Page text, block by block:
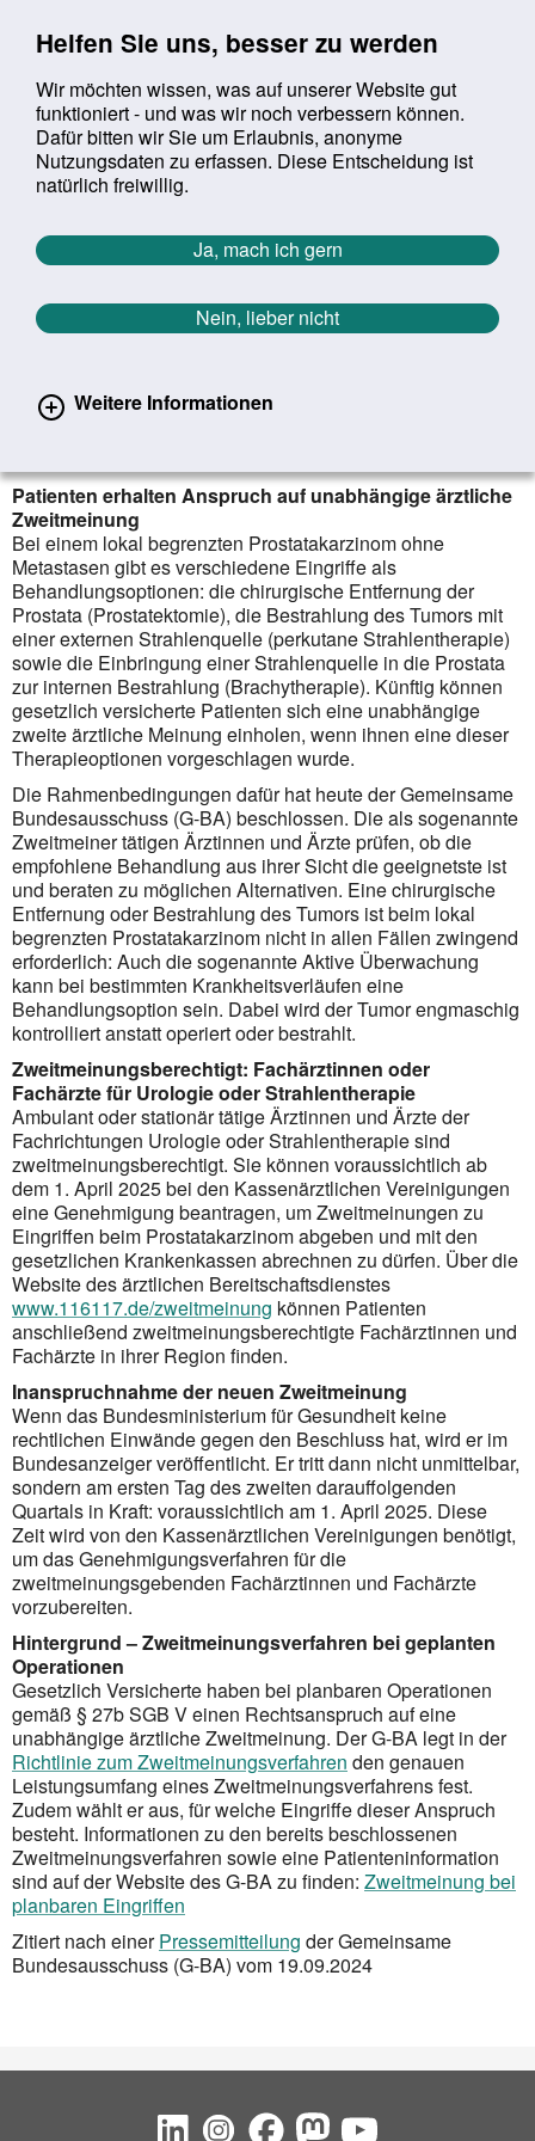
Helfen Sie uns, besser zu werden
Wir möchten wissen, was auf unserer Website gut
funktioniert - und was wir noch verbessern können.
Dafür bitten wir Sie um Erlaubnis, anonyme
Nutzungsdaten zu erfassen. Diese Entscheidung ist
natürlich freiwillig.
Ja, mach ich gern
Nein, lieber nicht
Weitere Informationen
Suchbegriff:
Sie befinden sich hier:
Startseite Aktuelles Aktuelle Meldungen
Aktuelle Meldungen
Zurück zur Übersicht erster
vorheriger
298/1627
Behandlung von lokalem
Patienten erhalten Anspruch auf unabhängige ärztliche
Zweitmeinung
Bei einem lokal begrenzten Prostatakarzinom ohne
Metastasen gibt es verschiedene Eingriffe als
Behandlungsoptionen: die chirurgische Entfernung der
Prostata (Prostatektomie), die Bestrahlung des Tumors mit
einer externen Strahlenquelle (perkutane Strahlentherapie)
sowie die Einbringung einer Strahlenquelle in die Prostata
zur internen Bestrahlung (Brachytherapie). Künftig können
gesetzlich versicherte Patienten sich eine unabhängige
zweite ärztliche Meinung einholen, wenn ihnen eine dieser
Therapieoptionen vorgeschlagen wurde.
Die Rahmenbedingungen dafür hat heute der Gemeinsame
Bundesausschuss (G-BA) beschlossen. Die als sogenannte
Zweitmeiner tätigen Ärztinnen und Ärzte prüfen, ob die
empfohlene Behandlung aus ihrer Sicht die geeignetste ist
und beraten zu möglichen Alternativen. Eine chirurgische
Entfernung oder Bestrahlung des Tumors ist beim lokal
begrenzten Prostatakarzinom nicht in allen Fällen zwingend
erforderlich: Auch die sogenannte Aktive Überwachung
kann bei bestimmten Krankheitsverläufen eine
Behandlungsoption sein. Dabei wird der Tumor engmaschig
kontrolliert anstatt operiert oder bestrahlt.
Zweitmeinungsberechtigt: Fachärztinnen oder
Fachärzte für Urologie oder Strahlentherapie
Ambulant oder stationär tätige Ärztinnen und Ärzte der
Fachrichtungen Urologie oder Strahlentherapie sind
zweitmeinungsberechtigt. Sie können voraussichtlich ab
dem 1. April 2025 bei den Kassenärztlichen Vereinigungen
eine Genehmigung beantragen, um Zweitmeinungen zu
Eingriffen beim Prostatakarzinom abgeben und mit den
gesetzlichen Krankenkassen abrechnen zu dürfen. Über die
Website des ärztlichen Bereitschaftsdienstes
www.116117.de/zweitmeinung können Patienten
anschließend zweitmeinungsberechtigte Fachärztinnen und
Fachärzte in ihrer Region finden.
Inanspruchnahme der neuen Zweitmeinung
Wenn das Bundesministerium für Gesundheit keine
rechtlichen Einwände gegen den Beschluss hat, wird er im
Bundesanzeiger veröffentlicht. Er tritt dann nicht unmittelbar,
sondern am ersten Tag des zweiten darauffolgenden
Quartals in Kraft: voraussichtlich am 1. April 2025. Diese
Zeit wird von den Kassenärztlichen Vereinigungen benötigt,
um das Genehmigungsverfahren für die
zweitmeinungsgebenden Fachärztinnen und Fachärzte
vorzubereiten.
Hintergrund – Zweitmeinungsverfahren bei geplanten
Operationen
Gesetzlich Versicherte haben bei planbaren Operationen
gemäß § 27b SGB V einen Rechtsanspruch auf eine
unabhängige ärztliche Zweitmeinung. Der G-BA legt in der
Richtlinie zum Zweitmeinungsverfahren den genauen
Leistungsumfang eines Zweitmeinungsverfahrens fest.
Zudem wählt er aus, für welche Eingriffe dieser Anspruch
besteht. Informationen zu den bereits beschlossenen
Zweitmeinungsverfahren sowie eine Patienteninformation
sind auf der Website des G-BA zu finden: Zweitmeinung bei
planbaren Eingriffen
Zitiert nach einerPressemitteilung der Gemeinsame
Bundesausschuss (G-BA) vom 19.09.2024
Social Bookmarks